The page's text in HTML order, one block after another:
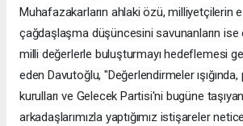
Muhafazakarların ahlaki özü, milliyetçilerin
çağdaşlaşma düşüncesini savunanların ise
milli değerlerle buluşturmayı hedeflemesi
eden Davutoğlu, "Değerlendirmeler
kurulları ve Gelecek Partisi'ni bugüne
arkadaşlarımızla yaptığımız istişareler